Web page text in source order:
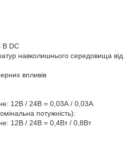
В DC
навколишнього середовища від
впливів
12В / 24В = 0,03А / 0,03А
потужність):
12В / 24В = 0,4Вт / 0,8Вт